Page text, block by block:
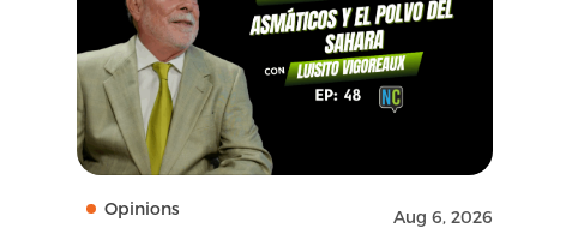
Opinions Aug 6, 2026